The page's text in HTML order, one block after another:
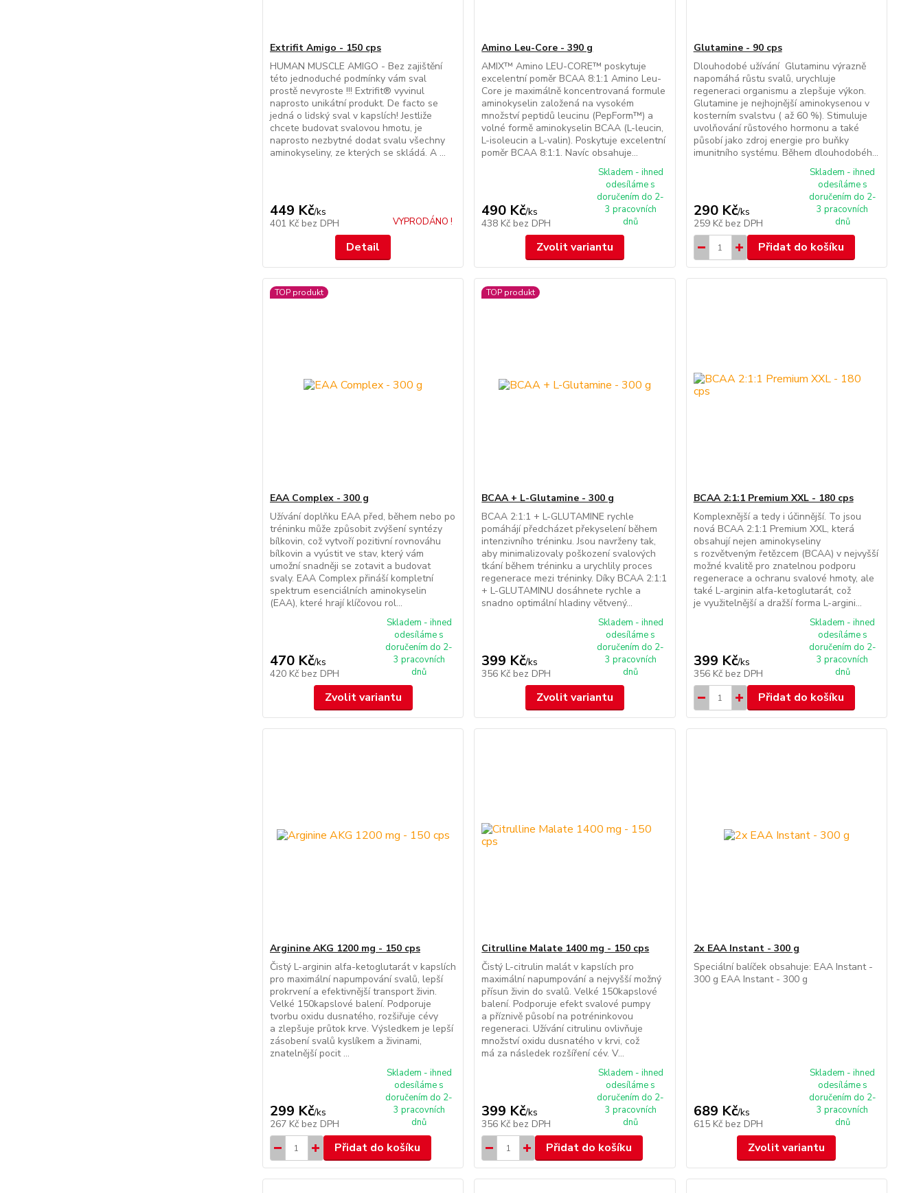
Extrifit Amigo - 150 cps
HUMAN MUSCLE AMIGO - Bez zajištění
této jednoduché podmínky vám sval
prostě nevyroste !!! Extrifit® vyvinul
naprosto unikátní produkt. De facto se
jedná o lidský sval v kapslích! Jestliže
chcete budovat svalovou hmotu, je
naprosto nezbytné dodat svalu všechny
aminokyseliny, ze kterých se skládá. A ...
449 Kč/ks
401 Kč bez DPH VYPRODÁNO !
Detail
Amino Leu-Core - 390 g
AMIX™ Amino LEU-CORE™ poskytuje
excelentní poměr BCAA 8:1:1 Amino Leu-
Core je maximálně koncentrovaná formule
aminokyselin založená na vysokém
množství peptidů leucinu (PepForm™) a
volné formě aminokyselin BCAA (L-leucin,
L-isoleucin a L-valin). Poskytuje excelentní
poměr BCAA 8:1:1. Navíc obsahuje...
490 Kč/ks
438 Kč bez DPH
Skladem - ihned
odesíláme s
doručením do 2-
3 pracovních
dnů
Zvolit variantu
Glutamine - 90 cps
Dlouhodobé užívání Glutaminu výrazně
napomáhá růstu svalů, urychluje
regeneraci organismu a zlepšuje výkon.
Glutamine je nejhojnější aminokysenou v
kosterním svalstvu ( až 60 %). Stimuluje
uvolňování růstového hormonu a také
působí jako zdroj energie pro buňky
imunitního systému. Během dlouhodobéh...
290 Kč/ks
259 Kč bez DPH
Skladem - ihned
odesíláme s
doručením do 2-
3 pracovních
dnů
Přidat do košíku
TOP produkt
EAA Complex - 300 g
Užívání doplňku EAA před, během nebo po
tréninku může způsobit zvýšení syntézy
bílkovin, což vytvoří pozitivní rovnováhu
bílkovin a vyústit ve stav, který vám
umožní snadněji se zotavit a budovat
svaly. EAA Complex přináší kompletní
spektrum esenciálních aminokyselin
(EAA), které hrají klíčovou rol...
470 Kč/ks
420 Kč bez DPH
Skladem - ihned
odesíláme s
doručením do 2-
3 pracovních
dnů
Zvolit variantu
TOP produkt
BCAA + L-Glutamine - 300 g
BCAA 2:1:1 + L-GLUTAMINE rychle
pomáhájí předcházet překyselení během
intenzivního tréninku. Jsou navrženy tak,
aby minimalizovaly poškození svalových
tkání během tréninku a urychlily proces
regenerace mezi tréninky. Díky BCAA 2:1:1
+ L-GLUTAMINU dosáhnete rychle a
snadno optimální hladiny větvený...
399 Kč/ks
356 Kč bez DPH
Skladem - ihned
odesíláme s
doručením do 2-
3 pracovních
dnů
Zvolit variantu
BCAA 2:1:1 Premium XXL - 180 cps
Komplexnější a tedy i účinnější. To jsou
nová BCAA 2:1:1 Premium XXL, která
obsahují nejen aminokyseliny
s rozvětveným řetězcem (BCAA) v nejvyšší
možné kvalitě pro znatelnou podporu
regenerace a ochranu svalové hmoty, ale
také L-arginin alfa-ketoglutarát, což
je využitelnější a dražší forma L-argini...
399 Kč/ks
356 Kč bez DPH
Skladem - ihned
odesíláme s
doručením do 2-
3 pracovních
dnů
Přidat do košíku
Arginine AKG 1200 mg - 150 cps
Čistý L-arginin alfa-ketoglutarát v kapslích
pro maximální napumpování svalů, lepší
prokrvení a efektivnější transport živin.
Velké 150kapslové balení. Podporuje
tvorbu oxidu dusnatého, rozšiřuje cévy
a zlepšuje průtok krve. Výsledkem je lepší
zásobení svalů kyslíkem a živinami,
znatelnější pocit ...
299 Kč/ks
267 Kč bez DPH
Skladem - ihned
odesíláme s
doručením do 2-
3 pracovních
dnů
Přidat do košíku
Citrulline Malate 1400 mg - 150 cps
Čistý L-citrulin malát v kapslích pro
maximální napumpování a nejvyšší možný
přísun živin do svalů. Velké 150kapslové
balení. Podporuje efekt svalové pumpy
a příznivě působí na potréninkovou
regeneraci. Užívání citrulinu ovlivňuje
množství oxidu dusnatého v krvi, což
má za následek rozšíření cév. V...
399 Kč/ks
356 Kč bez DPH
Skladem - ihned
odesíláme s
doručením do 2-
3 pracovních
dnů
Přidat do košíku
2x EAA Instant - 300 g
Speciální balíček obsahuje: EAA Instant -
300 g EAA Instant - 300 g
689 Kč/ks
615 Kč bez DPH
Skladem - ihned
odesíláme s
doručením do 2-
3 pracovních
dnů
Zvolit variantu